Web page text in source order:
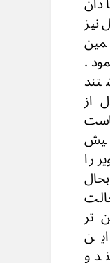
نیز
.
از
را
تر
و